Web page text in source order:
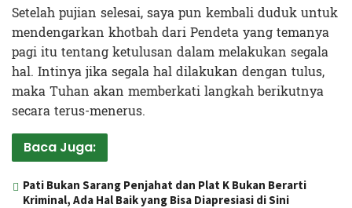
Setelah pujian selesai, saya pun kembali duduk untuk
mendengarkan khotbah dari Pendeta yang temanya
pagi itu tentang ketulusan dalam melakukan segala
hal. Intinya jika segala hal dilakukan dengan tulus,
maka Tuhan akan memberkati langkah berikutnya
secara terus-menerus.
Baca Juga:
Pati Bukan Sarang Penjahat dan Plat K Bukan Berarti
Kriminal, Ada Hal Baik yang Bisa Diapresiasi di Sini